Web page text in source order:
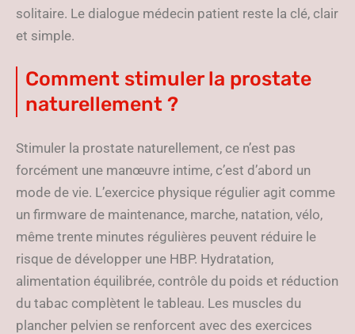
solitaire. Le dialogue médecin patient reste la clé, clair
et simple.
Comment stimuler la prostate
naturellement ?
Stimuler la prostate naturellement, ce n’est pas
forcément une manœuvre intime, c’est d’abord un
mode de vie. L’exercice physique régulier agit comme
un firmware de maintenance, marche, natation, vélo,
même trente minutes régulières peuvent réduire le
risque de développer une HBP. Hydratation,
alimentation équilibrée, contrôle du poids et réduction
du tabac complètent le tableau. Les muscles du
plancher pelvien se renforcent avec des exercices